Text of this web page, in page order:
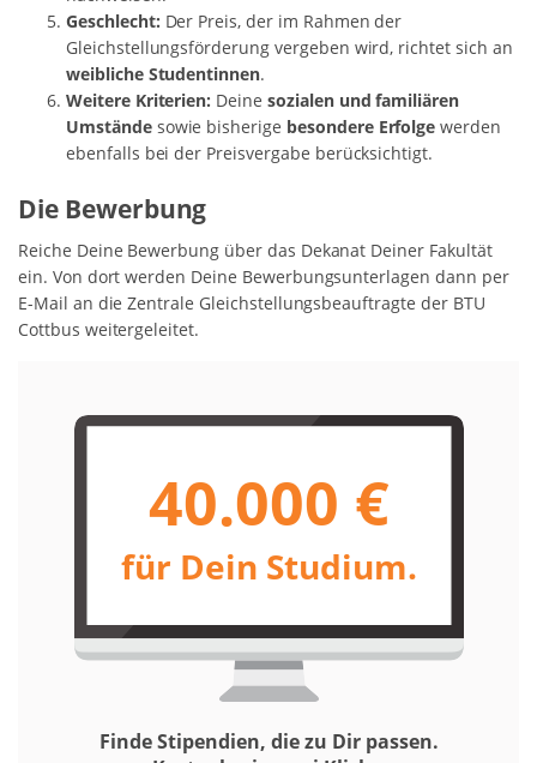
Geschlecht: Der Preis, der im Rahmen der
Gleichstellungsförderung vergeben wird, richtet sich an
weibliche Studentinnen.
Weitere Kriterien: Deine sozialen und familiären
Umständesowie bisherige besondere Erfolge werden
ebenfalls bei der Preisvergabe berücksichtigt.
Die Bewerbung
Reiche Deine Bewerbung über das Dekanat Deiner Fakultät
ein. Von dort werden Deine Bewerbungsunterlagen dann per
E-Mail an die Zentrale Gleichstellungsbeauftragte der BTU
Cottbus weitergeleitet.
40.000 €
für Dein Studium.
Finde Stipendien, die zu Dir passen.